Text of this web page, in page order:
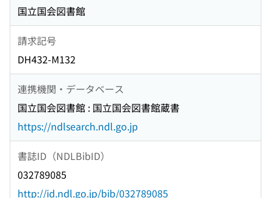
国立国会図書館
請求記号
DH432-M132
連携機関・データベース
国立国会図書館 : 国立国会図書館蔵書
https://ndlsearch.ndl.go.jp
書誌ID（NDLBibID）
032789085
http://id.ndl.go.jp/bib/032789085